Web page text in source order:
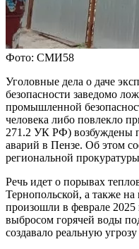
Фото: СМИ58
Уголовные дела о даче
безопасности заведомо
промышленной
человека либо повлекло
271.2 УК РФ) возбуждены
аварий в Пензе. Об этом
региональной
Речь идет о порывах
Тернопольской, а также
произошли в феврале
выбросом горячей воды
создавало реальную